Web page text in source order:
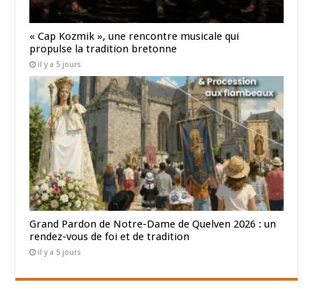
« Cap Kozmik », une rencontre musicale qui
propulse la tradition bretonne
il y a 5 jours
Grand Pardon de Notre-Dame de Quelven 2026 : un
rendez-vous de foi et de tradition
il y a 5 jours